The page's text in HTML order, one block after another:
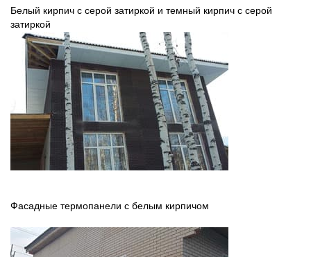
Белый кирпич с серой затиркой и темный кирпич с серой
затиркой
Фасадные термопанели с белым кирпичом